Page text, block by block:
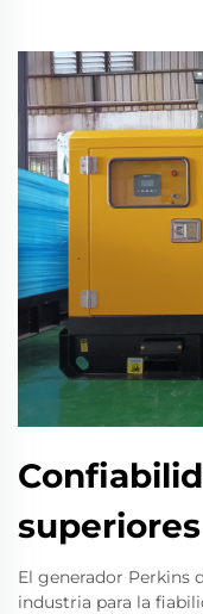
superiores
El generador Perkins
industria para la